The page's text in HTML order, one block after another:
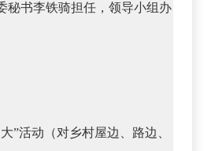
秘书李铁骑担任，领导小组办
”活动（对乡村屋边、路边、